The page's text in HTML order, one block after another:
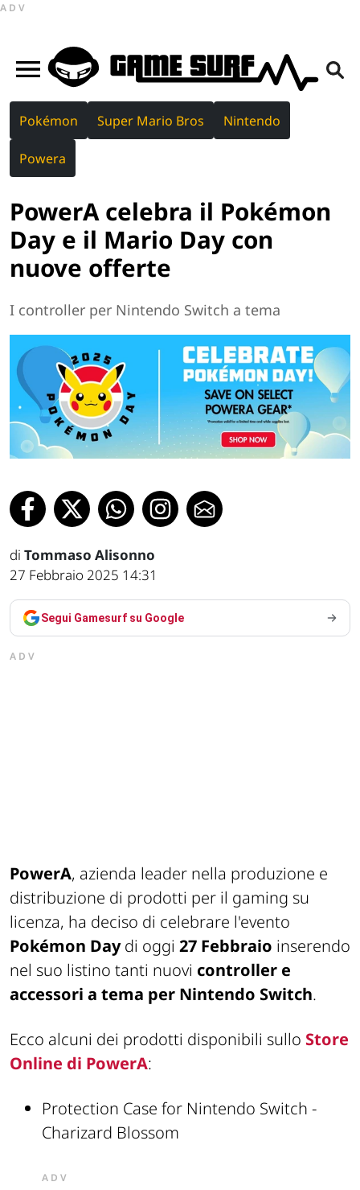
ADV
Pokémon Super Mario Bros Nintendo
Powera
PowerA celebra il Pokémon
Day e il Mario Day con
nuove offerte
I controller per Nintendo Switch a tema
di Tommaso Alisonno
27 Febbraio 2025 14:31
Segui Gamesurf su Google
ADV
PowerA, azienda leader nella produzione e
distribuzione di prodotti per il gaming su
licenza, ha deciso di celebrare l'evento
Pokémon Daydi oggi 27 Febbraio inserendo
nel suo listino tanti nuovi controller e
accessori a tema per Nintendo Switch.
Ecco alcuni dei prodotti disponibili sullo Store
Online di PowerA:
Protection Case for Nintendo Switch -
Charizard Blossom
ADV